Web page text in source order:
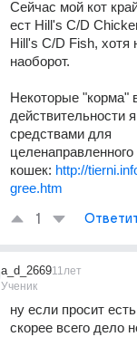
Сейчас мой кот
ест Hill's C/D
Hill's C/D Fish, хотя
наоборот.
Некоторые "корма"
действительности
средствами для
кошек: http://
gree.htm
1
a_d_2669
Ученик
11лет
ну если просит
скорее всего дело